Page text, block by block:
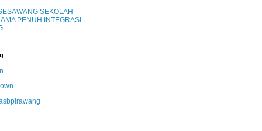
SEKOLAH
PENUH INTEGRASI